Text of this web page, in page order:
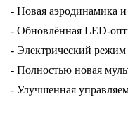
- Новая аэродинамика
- Обновлённая LED-
- Электрический
- Полностью новая
- Улучшенная